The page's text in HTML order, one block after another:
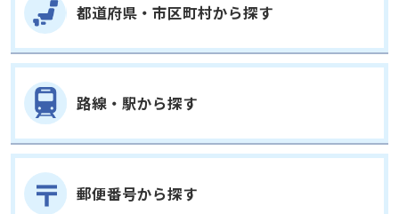
都道府県・市区町村から探す
路線・駅から探す
郵便番号から探す